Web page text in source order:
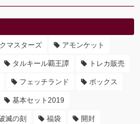
マスターズ アモンケット
タルキール覇王譚 トレカ販売
フェッチランド ボックス
基本セット2019
滅の刻 福袋 開封